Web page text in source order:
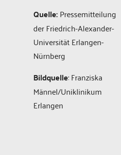
Quelle:Pressemitteilung
der Friedrich-Alexander-
Universität Erlangen-
Nürnberg
Bildquelle: Franziska
Männel/Uniklinikum
Erlangen